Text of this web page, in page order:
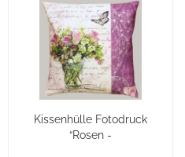
Kissenhülle Fotodruck
“Rosen -